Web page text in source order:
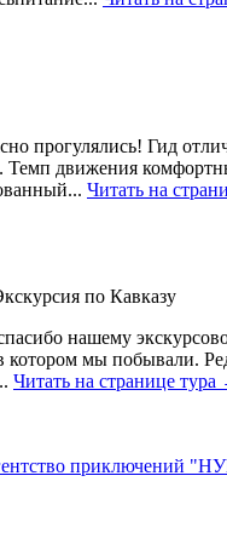
прогулялись! Гид
Темп движения
Читать на
по Кавказу
нашему
котором мы побывали.
Читать на странице тура
приключений